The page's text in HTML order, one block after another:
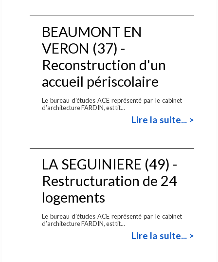
BEAUMONT EN
VERON (37) -
Reconstruction d'un
accueil périscolaire
Le bureau d'études ACE représenté par le cabinet
d’architecture FARDIN, est tit...
Lire la suite... >
LA SEGUINIERE (49) -
Restructuration de 24
logements
Le bureau d'études ACE représenté par le cabinet
d’architecture FARDIN, est tit...
Lire la suite... >